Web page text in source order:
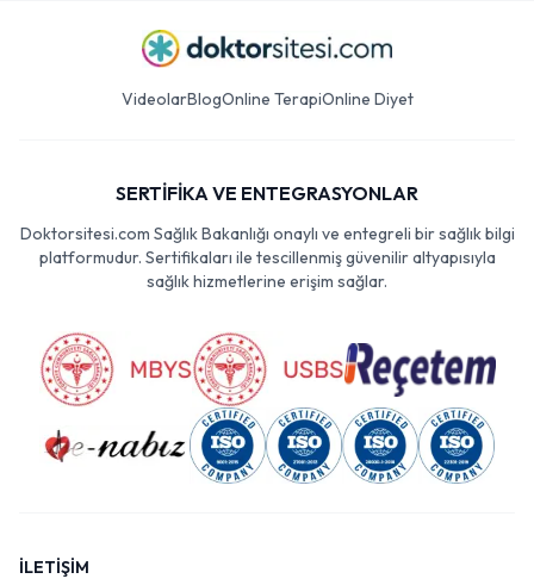
VideolarBlogOnline TerapiOnline Diyet
SERTİFİKA VE ENTEGRASYONLAR
Doktorsitesi.com Sağlık Bakanlığı onaylı ve entegreli bir sağlık bilgi
platformudur. Sertifikaları ile tescillenmiş güvenilir altyapısıyla
sağlık hizmetlerine erişim sağlar.
İLETİŞİM